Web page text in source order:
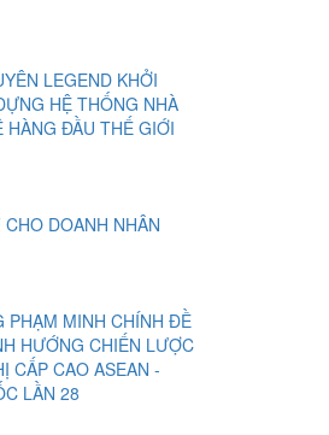
LEGEND KHỞI
HỆ THỐNG NHÀ
HÀNG ĐẦU THẾ GIỚI
DOANH NHÂN
PHẠM MINH CHÍNH ĐỀ
HƯỚNG CHIẾN LƯỢC
CẤP CAO ASEAN -
LẦN 28